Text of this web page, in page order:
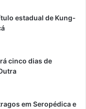
estadual de Kung-
cinco dias de
em Seropédica e